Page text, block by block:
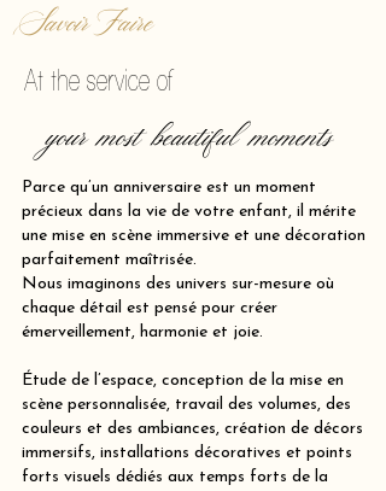
Savoir Faire
At the service of
your most beautiful moments
Parce qu’un anniversaire est un moment
précieux dans la vie de votre enfant, il mérite
une mise en scène immersive et une décoration
parfaitement maîtrisée.
Nous imaginons des univers sur-mesure où
chaque détail est pensé pour créer
émerveillement, harmonie et joie.
Étude de l’espace, conception de la mise en
scène personnalisée, travail des volumes, des
couleurs et des ambiances, création de décors
immersifs, installations décoratives et points
forts visuels dédiés aux temps forts de la